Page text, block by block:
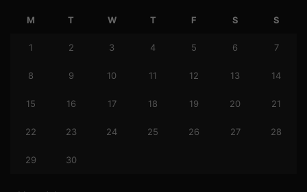
M T W T F S S
1 2 3 4 5 6 7
8 9 10 11 12 13 14
15 16 17 18 19 20 21
22 23 24 25 26 27 28
29 30